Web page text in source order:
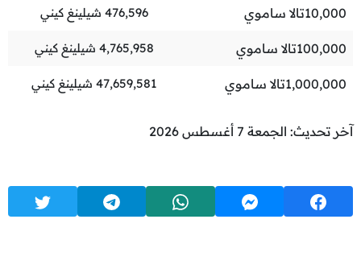
10,000تالا ساموي 476,596 شيلينغ كيني
100,000تالا ساموي 4,765,958 شيلينغ كيني
1,000,000تالا ساموي 47,659,581 شيلينغ كيني
آخر تحديث: الجمعة 7 أغسطس 2026